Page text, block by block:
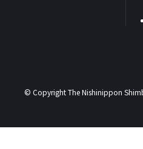
© Copyright The Nishinippon